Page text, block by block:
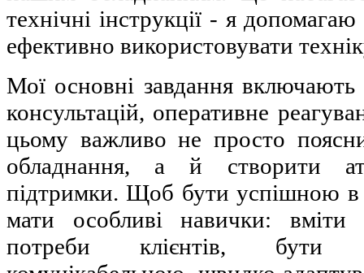
технічні інструкції - я
ефективно використовувати
Мої основні завдання включають
консультацій, оперативне
цьому важливо не просто
обладнання, а й створити
підтримки. Щоб бути успішною в
мати особливі навички: вміти
потреби клієнтів, бути